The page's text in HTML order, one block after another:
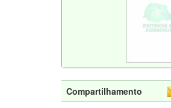
Compartilhamento